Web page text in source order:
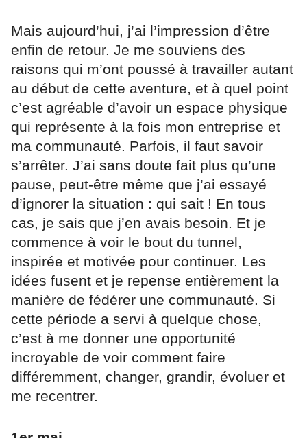
Mais aujourd’hui, j’ai l’impression d’être
enfin de retour. Je me souviens des
raisons qui m’ont poussé à travailler autant
au début de cette aventure, et à quel point
c’est agréable d’avoir un espace physique
qui représente à la fois mon entreprise et
ma communauté. Parfois, il faut savoir
s’arrêter. J’ai sans doute fait plus qu’une
pause, peut-être même que j’ai essayé
d’ignorer la situation : qui sait ! En tous
cas, je sais que j’en avais besoin. Et je
commence à voir le bout du tunnel,
inspirée et motivée pour continuer. Les
idées fusent et je repense entièrement la
manière de fédérer une communauté. Si
cette période a servi à quelque chose,
c’est à me donner une opportunité
incroyable de voir comment faire
différemment, changer, grandir, évoluer et
me recentrer.